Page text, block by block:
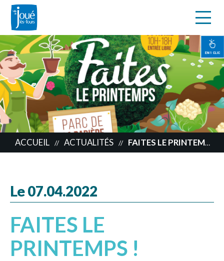
au
contenu
principal
EN 1 CLIC
ACCUEIL // ACTUALITÉS // FAITES LE PRINTEMPS !
Le 07.04.2022
FAITES LE
PRINTEMPS !